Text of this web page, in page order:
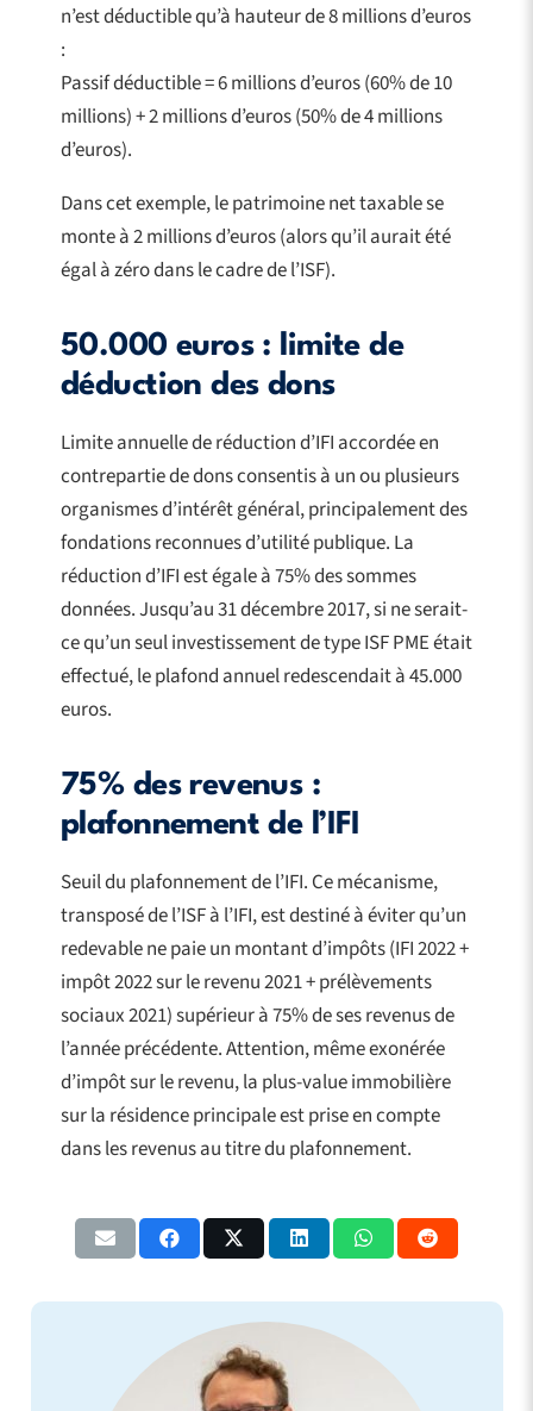
n’est déductible qu’à hauteur de 8 millions d’euros
:
Passif déductible = 6 millions d’euros (60% de 10
millions) + 2 millions d’euros (50% de 4 millions
d’euros).
Dans cet exemple, le patrimoine net taxable se
monte à 2 millions d’euros (alors qu’il aurait été
égal à zéro dans le cadre de l’ISF).
50.000 euros : limite de
déduction des dons
Limite annuelle de réduction d’IFI accordée en
contrepartie de dons consentis à un ou plusieurs
organismes d’intérêt général, principalement des
fondations reconnues d’utilité publique. La
réduction d’IFI est égale à 75% des sommes
données. Jusqu’au 31 décembre 2017, si ne serait-
ce qu’un seul investissement de type ISF PME était
effectué, le plafond annuel redescendait à 45.000
euros.
75% des revenus :
plafonnement de l’IFI
Seuil du plafonnement de l’IFI. Ce mécanisme,
transposé de l’ISF à l’IFI, est destiné à éviter qu’un
redevable ne paie un montant d’impôts (IFI 2022 +
impôt 2022 sur le revenu 2021 + prélèvements
sociaux 2021) supérieur à 75% de ses revenus de
l’année précédente. Attention, même exonérée
d’impôt sur le revenu, la plus-value immobilière
sur la résidence principale est prise en compte
dans les revenus au titre du plafonnement.